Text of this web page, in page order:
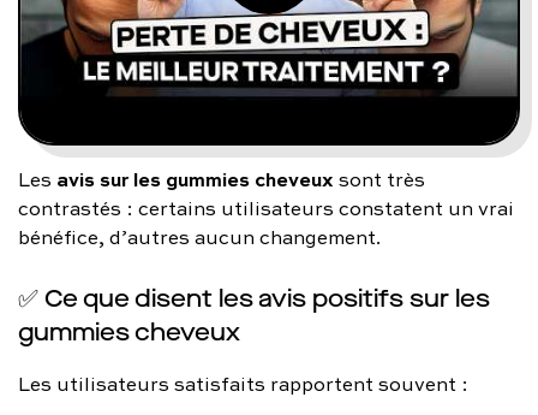
Les avis sur les gummies cheveux sont très
contrastés : certains utilisateurs constatent un vrai
bénéfice, d’autres aucun changement.
✅ Ce que disent les avis positifs sur les
gummies cheveux
Les utilisateurs satisfaits rapportent souvent :